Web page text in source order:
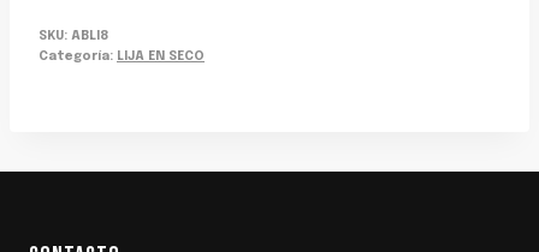
SKU: ABLI8
Categoría: LIJA EN SECO